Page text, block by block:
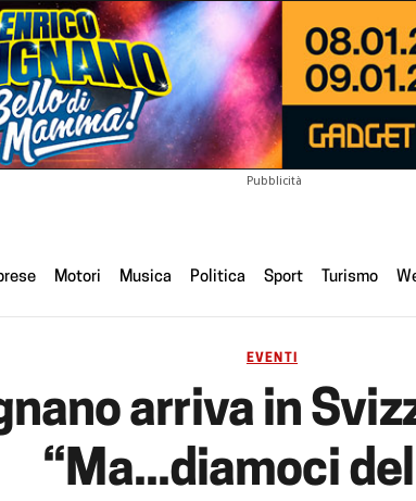
Pubblicità
Motori Musica Politica Sport Turismo
EVENTI
arriva in
“Ma...diamoci